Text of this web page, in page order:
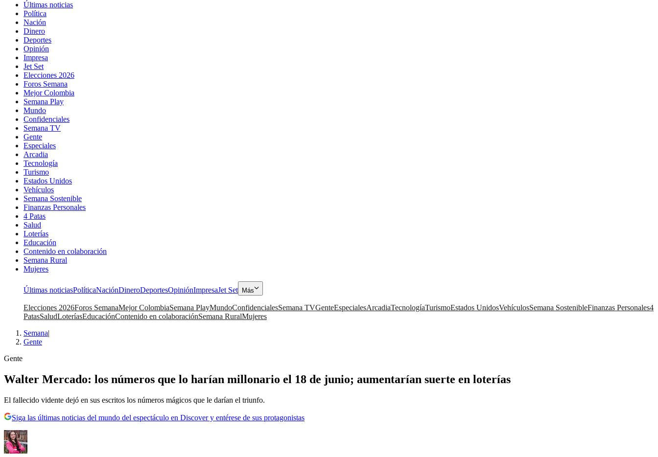
Últimas noticias
Política
Nación
Dinero
Deportes
Opinión
Impresa
Jet Set
Elecciones 2026
Foros Semana
Mejor Colombia
Semana Play
Mundo
Confidenciales
Semana TV
Gente
Especiales
Arcadia
Tecnología
Turismo
Estados Unidos
Vehículos
Semana Sostenible
Finanzas Personales
4 Patas
Salud
Loterías
Educación
Contenido en colaboración
Semana Rural
Mujeres
Últimas noticiasPolíticaNaciónDineroDeportesOpiniónImpresaJet Set Más
Elecciones 2026Foros SemanaMejor ColombiaSemana PlayMundoConfidencialesSemana TVGenteEspecialesArcadiaTecnologíaTurismoEstados UnidosVehículosSemana SostenibleFinanzas Personales4
PatasSaludLoteríasEducaciónContenido en colaboraciónSemana RuralMujeres
Semana|
Gente
Gente
Walter Mercado: los números que lo harían millonario el 18 de junio; aumentarían suerte en loterías
El fallecido vidente dejó en sus escritos los números mágicos que le darían el triunfo.
Siga las últimas noticias del mundo del espectáculo en Discover y entérese de sus protagonistas